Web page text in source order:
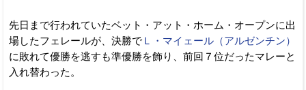
先日まで行われていたベット・アット・ホーム・オープンに出
場したフェレールが、決勝で Ｌ・マイェール（アルゼンチン）
に敗れて優勝を逃すも準優勝を飾り、前回７位だったマレーと
入れ替わった。